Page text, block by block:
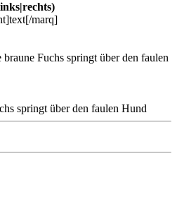
marq]
Fuchs springt über den faulen
springt über den faulen Hund